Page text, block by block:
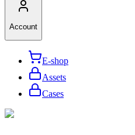
Account
E-shop
Assets
Cases